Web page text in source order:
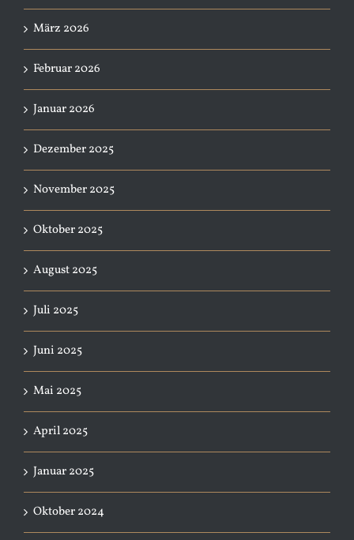
März 2026
Februar 2026
Januar 2026
Dezember 2025
November 2025
Oktober 2025
August 2025
Juli 2025
Juni 2025
Mai 2025
April 2025
Januar 2025
Oktober 2024